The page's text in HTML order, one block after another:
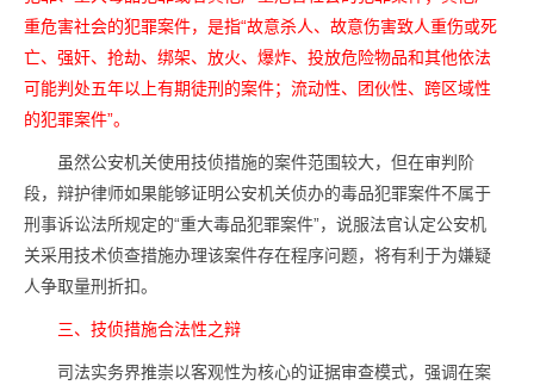
重危害社会的犯罪案件，是指“故意杀人、故意伤害致人重伤或死
亡、强奸、抢劫、绑架、放火、爆炸、投放危险物品和其他依法
可能判处五年以上有期徒刑的案件；流动性、团伙性、跨区域性
的犯罪案件”。
虽然公安机关使用技侦措施的案件范围较大，但在审判阶
段，辩护律师如果能够证明公安机关侦办的毒品犯罪案件不属于
刑事诉讼法所规定的“重大毒品犯罪案件”，说服法官认定公安机
关采用技术侦查措施办理该案件存在程序问题，将有利于为嫌疑
人争取量刑折扣。
三、技侦措施合法性之辩
司法实务界推崇以客观性为核心的证据审查模式，强调在案